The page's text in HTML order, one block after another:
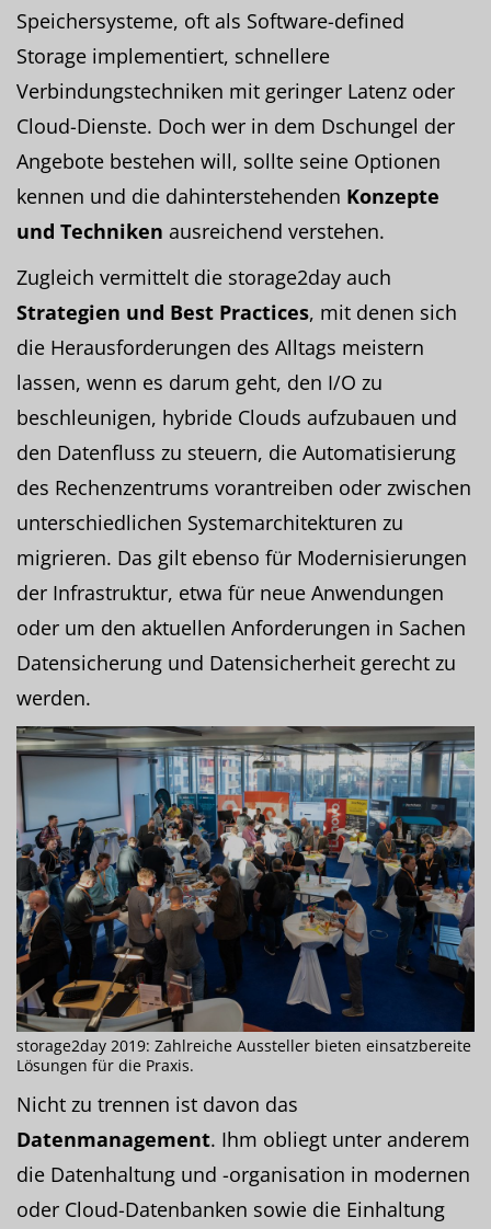
Speichersysteme, oft als Software-defined
Storage implementiert, schnellere
Verbindungstechniken mit geringer Latenz oder
Cloud-Dienste. Doch wer in dem Dschungel der
Angebote bestehen will, sollte seine Optionen
kennen und die dahinterstehenden Konzepte
und Techniken ausreichend verstehen.
Zugleich vermittelt die storage2day auch
Strategien und Best Practices, mit denen sich
die Herausforderungen des Alltags meistern
lassen, wenn es darum geht, den I/O zu
beschleunigen, hybride Clouds aufzubauen und
den Datenfluss zu steuern, die Automatisierung
des Rechenzentrums vorantreiben oder zwischen
unterschiedlichen Systemarchitekturen zu
migrieren. Das gilt ebenso für Modernisierungen
der Infrastruktur, etwa für neue Anwendungen
oder um den aktuellen Anforderungen in Sachen
Datensicherung und Datensicherheit gerecht zu
werden.
storage2day 2019: Zahlreiche Aussteller bieten einsatzbereite
Lösungen für die Praxis.
Nicht zu trennen ist davon das
Datenmanagement. Ihm obliegt unter anderem
die Datenhaltung und -organisation in modernen
oder Cloud-Datenbanken sowie die Einhaltung